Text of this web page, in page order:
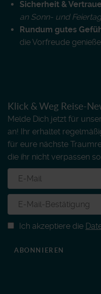
Sicherheit &
an Sonn- und
Rundum gutes
die Vorfreude
Klick & Weg Reise-
Melde Dich jetzt für
an! Ihr erhaltet
für eure nächste
die ihr nicht verpassen
Ich akzeptiere die
ABONNIEREN